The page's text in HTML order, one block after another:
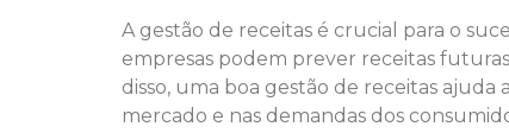
A gestão de receitas é crucial para o
empresas podem prever receitas
disso, uma boa gestão de receitas
mercado e nas demandas dos